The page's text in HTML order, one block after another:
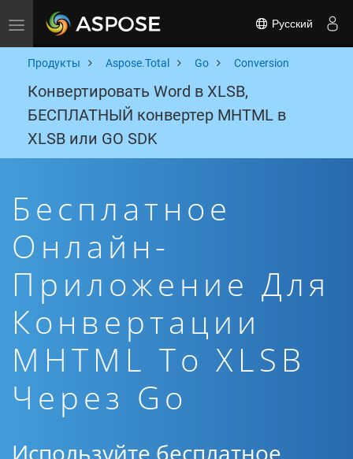
Toggle navigation Русский
Продукты Aspose.Total Go Conversion
Конвертировать Word в XLSB,
БЕСПЛАТНЫЙ конвертер MHTML в
XLSB или GO SDK
Бесплатное
Онлайн-
Приложение Для
Конвертации
MHTML To XLSB
Через Go
Используйте бесплатное